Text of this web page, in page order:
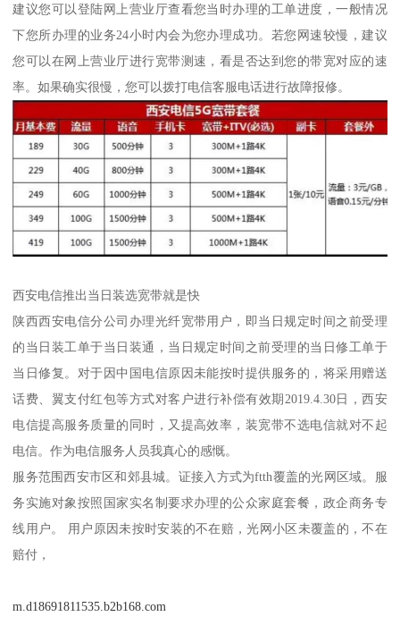
建议您可以登陆网上营业厅查看您当时办理的工单进度，一般情况
下您所办理的业务24小时内会为您办理成功。若您网速较慢，建议
您可以在网上营业厅进行宽带测速，看是否达到您的带宽对应的速
率。如果确实很慢，您可以拨打电信客服电话进行故障报修。
西安电信推出当日装选宽带就是快
陕西西安电信分公司办理光纤宽带用户，即当日规定时间之前受理
的当日装工单于当日装通，当日规定时间之前受理的当日修工单于
当日修复。对于因中国电信原因未能按时提供服务的，将采用赠送
话费、翼支付红包等方式对客户进行补偿有效期2019.4.30日，西安
电信提高服务质量的同时，又提高效率，装宽带不选电信就对不起
电信。作为电信服务人员我真心的感慨。
服务范围西安市区和郊县城。证接入方式为ftth覆盖的光网区域。服
务实施对象按照国家实名制要求办理的公众家庭套餐，政企商务专
线用户。 用户原因未按时安装的不在赔，光网小区未覆盖的，不在
赔付，
m.d18691811535.b2b168.com